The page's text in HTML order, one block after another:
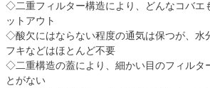
◇二重フィルター構造により、どんなコバエ
ットアウト
◇酸欠にはならない程度の通気は保つが、水
フキなどはほとんど不要
◇二重構造の蓋により、細かい目のフィルタ
とがない